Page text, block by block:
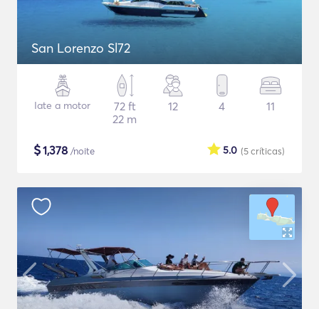
San Lorenzo Sl72
Iate a motor
72 ft
22 m
12 4 11
$1,378 /noite (5críticas)
5.0